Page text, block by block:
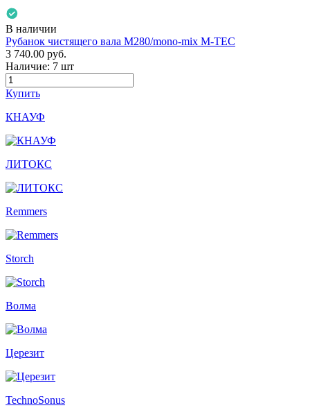
В наличии
Рубанок чистящего вала М280/mono-mix M-TEC
3 740.00 руб.
Наличие: 7 шт
Купить
КНАУФ
ЛИТОКС
Remmers
Storch
Волма
Церезит
TechnoSonus